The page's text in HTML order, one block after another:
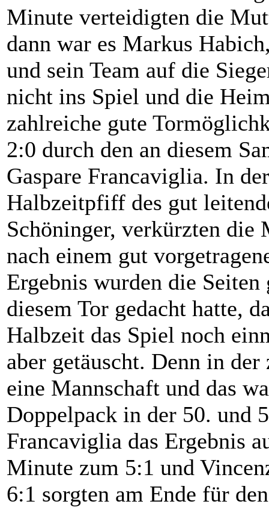
Minute verteidigten die
dann war es Markus
und sein Team auf die
nicht ins Spiel und die
zahlreiche gute
2:0 durch den an diesem
Gaspare Francaviglia. In
Halbzeitpfiff des gut
Schöninger, verkürzten
nach einem gut
Ergebnis wurden die Seiten
diesem Tor gedacht hatte,
Halbzeit das Spiel noch
aber getäuscht. Denn in
eine Mannschaft und das
Doppelpack in der 50. und
Francaviglia das Ergebnis
Minute zum 5:1 und
6:1 sorgten am Ende für